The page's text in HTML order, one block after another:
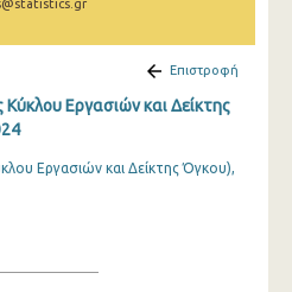
Επιστροφή
Κύκλου Εργασιών και Δείκτης
Εργασιών και Δείκτης Όγκου),